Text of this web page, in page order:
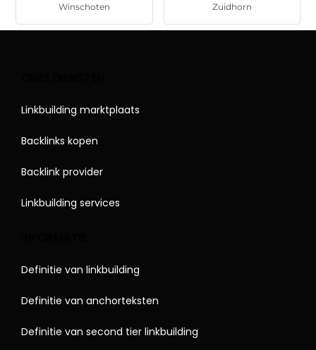
Winschoten Zuidhorn
Linkbuilding marktplaats
Backlinks kopen
Backlink provider
Linkbuilding services
Definitie van linkbuilding
Definitie van anchorteksten
Definitie van second tier linkbuilding